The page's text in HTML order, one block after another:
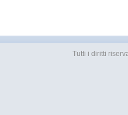
Tutti i diritti